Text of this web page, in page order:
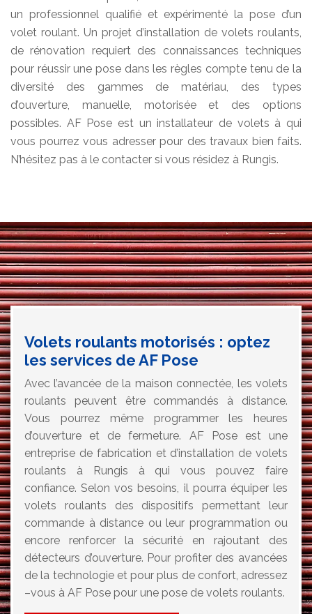
un professionnel qualifié et expérimenté la pose d’un
volet roulant. Un projet d’installation de volets roulants,
de rénovation requiert des connaissances techniques
pour réussir une pose dans les règles compte tenu de la
diversité des gammes de matériau, des types
d’ouverture, manuelle, motorisée et des options
possibles. AF Pose est un installateur de volets à qui
vous pourrez vous adresser pour des travaux bien faits.
N’hésitez pas à le contacter si vous résidez à Rungis.
Volets roulants motorisés : optez
les services de AF Pose
Avec l’avancée de la maison connectée, les volets
roulants peuvent être commandés à distance.
Vous pourrez même programmer les heures
d’ouverture et de fermeture. AF Pose est une
entreprise de fabrication et d’installation de volets
roulants à Rungis à qui vous pouvez faire
confiance. Selon vos besoins, il pourra équiper les
volets roulants des dispositifs permettant leur
commande à distance ou leur programmation ou
encore renforcer la sécurité en rajoutant des
détecteurs d’ouverture. Pour profiter des avancées
de la technologie et pour plus de confort, adressez
–vous à AF Pose pour une pose de volets roulants.